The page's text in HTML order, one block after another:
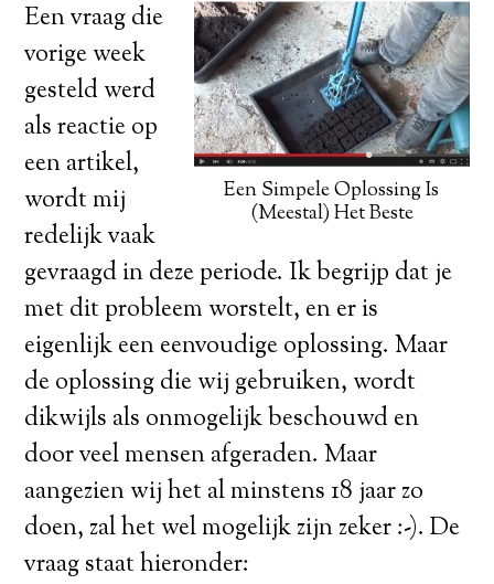
Een Simpele Oplossing Is
(Meestal) Het Beste
Een vraag die
vorige week
gesteld werd
als reactie op
een artikel,
wordt mij
redelijk vaak
gevraagd in deze periode. Ik begrijp dat je
met dit probleem worstelt, en er is
eigenlijk een eenvoudige oplossing. Maar
de oplossing die wij gebruiken, wordt
dikwijls als onmogelijk beschouwd en
door veel mensen afgeraden. Maar
aangezien wij het al minstens 18 jaar zo
doen, zal het wel mogelijk zijn zeker :-). De
vraag staat hieronder: